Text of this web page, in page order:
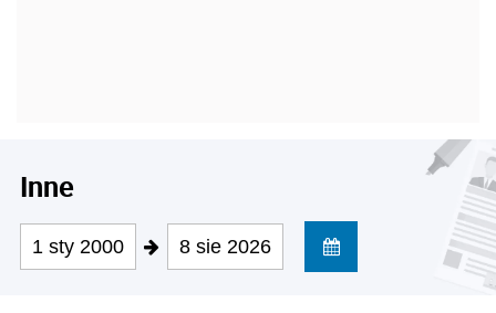
Inne
1 sty 2000 8 sie 2026